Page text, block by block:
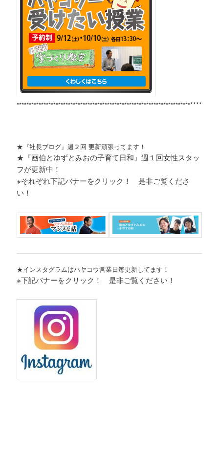
***********************************************************************
★『社長ブログ』週２回 更新頑張ってます！
★『画伯とゆずとみおの子育て日和』週１回女性スタッ
フが更新中！
※それぞれ下記バナーをクリック！ 是非ご覧くださ
い！
★インスタグラムはハヤコウ営業日毎更新してます！
※下記バナーをクリック！ 是非ご覧ください！